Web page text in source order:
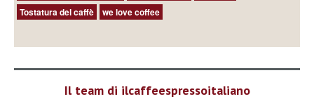
Tostatura del caffè
we love coffee
Il team di ilcaffeespressoitaliano